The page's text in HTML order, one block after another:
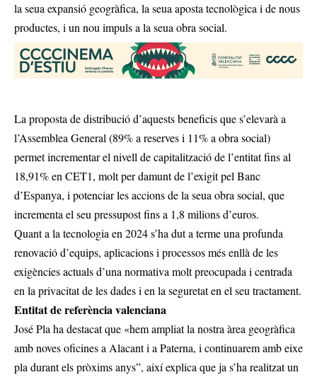
la seua expansió geogràfica, la seua aposta tecnològica i de nous
productes, i un nou impuls a la seua obra social.
La proposta de distribució d’aquests beneficis que s’elevarà a
l’Assemblea General (89% a reserves i 11% a obra social)
permet incrementar el nivell de capitalització de l’entitat fins al
18,91% en CET1, molt per damunt de l’exigit pel Banc
d’Espanya, i potenciar les accions de la seua obra social, que
incrementa el seu pressupost fins a 1,8 milions d’euros.
Quant a la tecnologia en 2024 s’ha dut a terme una profunda
renovació d’equips, aplicacions i processos més enllà de les
exigències actuals d’una normativa molt preocupada i centrada
en la privacitat de les dades i en la seguretat en el seu tractament.
Entitat de referència valenciana
José Pla ha destacat que «hem ampliat la nostra àrea geogràfica
amb noves oficines a Alacant i a Paterna, i continuarem amb eixe
pla durant els pròxims anys”, així explica que ja s’ha realitzat un